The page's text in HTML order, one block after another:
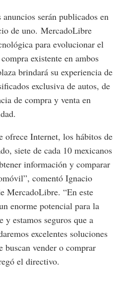
serán publicados en
de uno. MercadoLibre
para evolucionar el
existente en ambos
brindará su experiencia de
exclusiva de autos, de
de compra y venta en
ofrece Internet, los hábitos de
siete de cada 10 mexicanos
información y comparar
comentó Ignacio
MercadoLibre. “En este
enorme potencial para la
estamos seguros que a
excelentes soluciones
buscan vender o comprar
el directivo.